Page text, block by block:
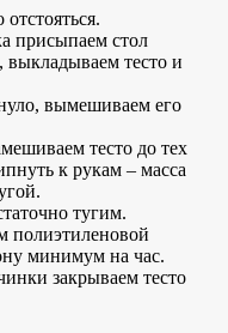
присыпаем стол
тесто и
тесто до тех
к рукам – масса
полиэтиленовой
минимум на час.